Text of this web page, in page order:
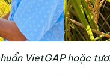
VietGAP hoặc